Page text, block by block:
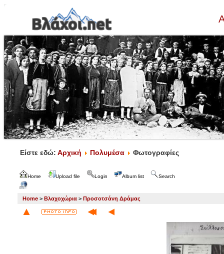
Είστε εδώ: Αρχική Πολυμέσα Φωτογραφίες
Home Upload file Login Album list Search
Home > Βλαχοχώρια > Προσοτσάνη Δράμας